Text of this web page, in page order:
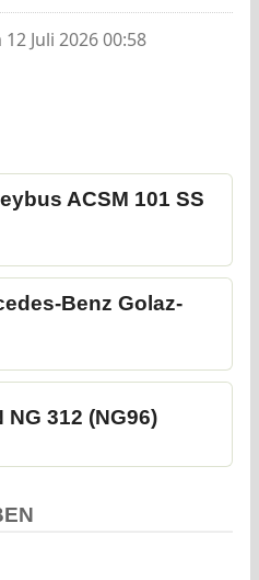
Juli 2026 00:58
ACSM 101 SS
Benz Golaz-
NG 312 (NG96)